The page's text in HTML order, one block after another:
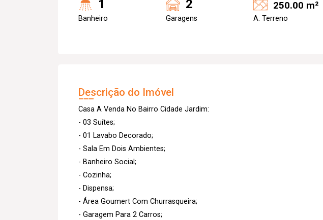
1
Banheiro
2
Garagens
250.00 m²
A. Terreno
Descrição do Imóvel
Casa A Venda No Bairro Cidade Jardim:
- 03 Suítes;
- 01 Lavabo Decorado;
- Sala Em Dois Ambientes;
- Banheiro Social;
- Cozinha;
- Dispensa;
- Área Goumert Com Churrasqueira;
- Garagem Para 2 Carros;